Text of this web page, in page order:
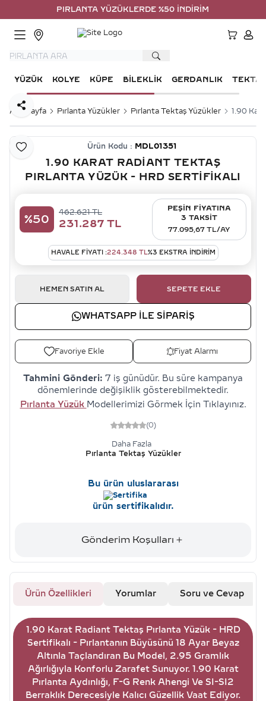
PIRLANTA YÜZÜKLERDE %50 İNDİRİM
YÜZÜK KOLYE KÜPE BILEKLIK GERDANLIK TEKTAŞ
Ana Sayfa Pırlanta Yüzükler Pırlanta Tektaş Yüzükler 1.90
Favoriye Ekle
Paylaş
Ürün Kodu : MDL01351
1.90 KARAT RADIANT TEKTAŞ
PIRLANTA YÜZÜK - HRD SERTIFIKALI
%50
462.621TL
231.287 TL
PEŞİN FİYATINA
3 TAKSİT
77.095,67 TL/AY
HAVALE FIYATI :224.348 TL%3 EKSTRA İNDİRİM
HEMEN SATIN AL SEPETE EKLE
WHATSAPP ILE SIPARIŞ
Favoriye Ekle Fiyat Alarmı
Tahmini Gönderi: 7 iş günüdür. Bu süre kampanya
dönemlerinde değişiklik gösterebilmektedir.
Pırlanta Yüzük Modellerimizi Görmek İçin Tıklayınız.
(0)
Daha Fazla
Pırlanta Tektaş Yüzükler
Bu ürün uluslararası
ürün sertifikalıdır.
Gönderim Koşulları
Ürün Özellikleri Yorumlar Soru ve Cevap
1.90 Karat Radiant Tektaş Pırlanta Yüzük - HRD
Sertifikalı - Pırlantanın Büyüsünü 18 Ayar Beyaz
Altınla Taçlandıran Bu Model, 2.95 Gramlık
Ağırlığıyla Konforlu Zarafet Sunuyor. 1.90 Karat
Pırlanta Aydınlığı, F-G Renk Ahengi Ve SI-SI2
Berraklık Derecesiyle Kalıcı Güzellik Vaat Ediyor.